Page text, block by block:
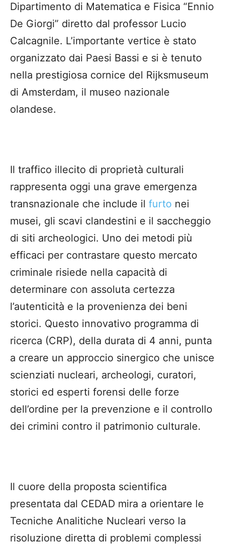
Dipartimento di Matematica e Fisica “Ennio
De Giorgi” diretto dal professor Lucio
Calcagnile. L’importante vertice è stato
organizzato dai Paesi Bassi e si è tenuto
nella prestigiosa cornice del Rijksmuseum
di Amsterdam, il museo nazionale
olandese.
Il traffico illecito di proprietà culturali
rappresenta oggi una grave emergenza
transnazionale che include il furto nei
musei, gli scavi clandestini e il saccheggio
di siti archeologici. Uno dei metodi più
efficaci per contrastare questo mercato
criminale risiede nella capacità di
determinare con assoluta certezza
l’autenticità e la provenienza dei beni
storici. Questo innovativo programma di
ricerca (CRP), della durata di 4 anni, punta
a creare un approccio sinergico che unisce
scienziati nucleari, archeologi, curatori,
storici ed esperti forensi delle forze
dell’ordine per la prevenzione e il controllo
dei crimini contro il patrimonio culturale.
Il cuore della proposta scientifica
presentata dal CEDAD mira a orientare le
Tecniche Analitiche Nucleari verso la
risoluzione diretta di problemi complessi